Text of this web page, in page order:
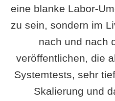
eine blanke Labor-
zu sein, sondern im
nach und nach
veröffentlichen, die
Systemtests, sehr
Skalierung und